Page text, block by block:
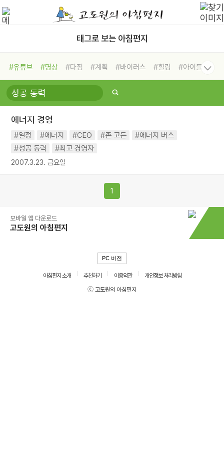
태그로 보는 아침편지
#유튜브 #명상 #다짐 #계획 #바이러스 #힐링
#아이들
#비전캠프
#독서캠프 #삶
#희망
#나눔 #친구 #링컨학교
#독서
#건강
에너지 경영
#열정 #에너지 #CEO #존 고든
#에너지 버스
#성공 동력
#최고 경영자
2007.3.23. 금요일
1
모바일 앱 다운로드
고도원의 아침편지
PC 버전
아침편지 소개 추천하기 이용약관
개인정보 처리방침
ⓒ 고도원의 아침편지